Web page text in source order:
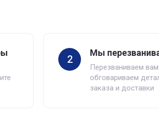
2
Мы
Перезваниваем
обговариваем
заказа и доставки